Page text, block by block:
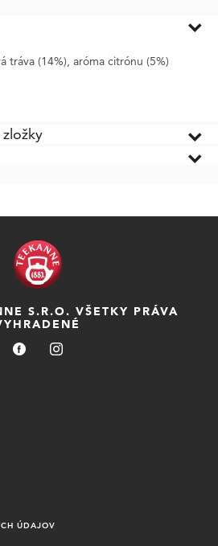
tráva (14%), aróma citrónu (5%)
S.R.O. VŠETKY PRÁVA
ÚDAJOV